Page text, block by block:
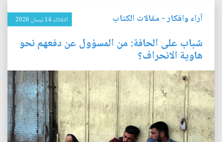
آراء وافكار- مقالات الكتاب الثلاثاء 14 نيسان 2026
شباب على الحافة: من المسؤول عن دفعهم نحو
هاوية الانحراف؟